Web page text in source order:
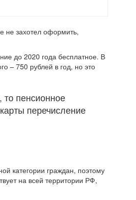
не захотел оформить,
до 2020 года бесплатное. В
– 750 рублей в год, но это
пенсионное
перечисление
категории граждан, поэтому
на всей территории РФ,